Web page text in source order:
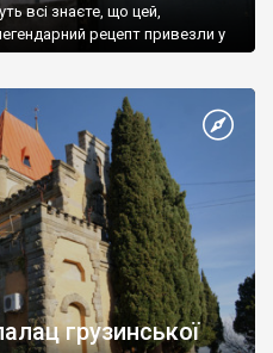
всі знаєте, що цей,
рецепт привезли у
грузинської